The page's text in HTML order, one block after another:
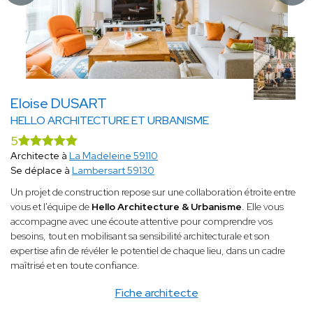
Eloise DUSART
HELLO ARCHITECTURE ET URBANISME
Fiche architecte
5
Architecte à La Madeleine 59110
Se déplace à Lambersart 59130
Un projet de construction repose sur une collaboration étroite entre
vous et l'équipe de Hello Architecture & Urbanisme. Elle vous
accompagne avec une écoute attentive pour comprendre vos
besoins, tout en mobilisant sa sensibilité architecturale et son
expertise afin de révéler le potentiel de chaque lieu, dans un cadre
maîtrisé et en toute confiance.